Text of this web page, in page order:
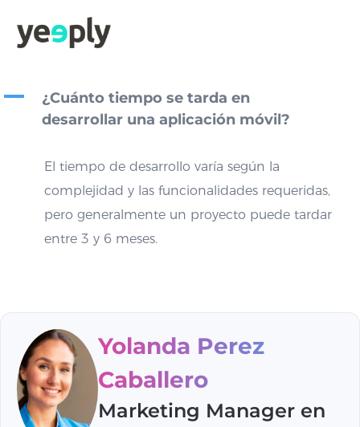
A
¿Cuánto tiempo se tarda en
desarrollar una aplicación móvil?
El tiempo de desarrollo varía según la
complejidad y las funcionalidades requeridas,
pero generalmente un proyecto puede tardar
entre 3 y 6 meses.
Yolanda Perez
Caballero
Marketing Manager en